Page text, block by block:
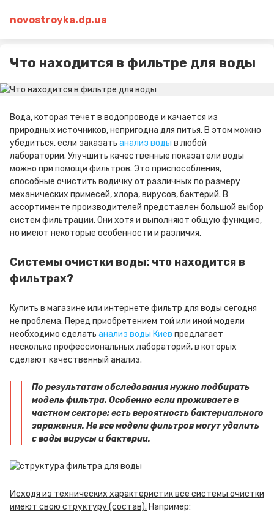
novostroyka.dp.ua
Что находится в фильтре для воды
Вода, которая течет в водопроводе и качается из
природных источников, непригодна для питья. В этом можно
убедиться, если заказать анализ воды в любой
лаборатории. Улучшить качественные показатели воды
можно при помощи фильтров. Это приспособления,
способные очистить водичку от различных по размеру
механических примесей, хлора, вирусов, бактерий. В
ассортименте производителей представлен большой выбор
систем фильтрации. Они хотя и выполняют общую функцию,
но имеют некоторые особенности и различия.
Системы очистки воды: что находится в
фильтрах?
Купить в магазине или интернете фильтр для воды сегодня
не проблема. Перед приобретением той или иной модели
необходимо сделать анализ воды Киев предлагает
несколько профессиональных лабораторий, в которых
сделают качественный анализ.
По результатам обследования нужно подбирать
модель фильтра. Особенно если проживаете в
частном секторе: есть вероятность бактериального
заражения. Не все модели фильтров могут удалить
с воды вирусы и бактерии.
Исходя из технических характеристик все системы очистки
имеют свою структуру (состав). Например: